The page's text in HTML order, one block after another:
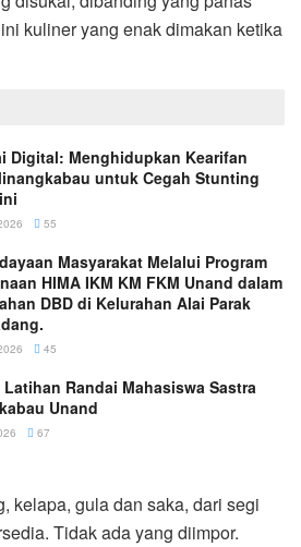
kuliner yang enak dimakan ketika
Digital: Menghidupkan Kearifan
untuk Cegah Stunting
55
Masyarakat Melalui Program
HIMA IKM KM FKM Unand dalam
DBD di Kelurahan Alai Parak
45
Latihan Randai Mahasiswa Sastra
Unand
67
kelapa, gula dan saka, dari segi
Tidak ada yang diimpor.